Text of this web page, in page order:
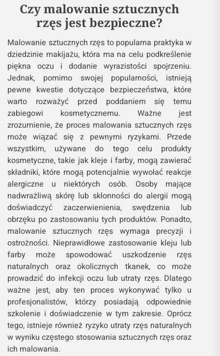
Czy malowanie sztucznych
rzęs jest bezpieczne?
Malowanie sztucznych rzęs to popularna praktyka w
dziedzinie makijażu, która ma na celu podkreślenie
piękna oczu i dodanie wyrazistości spojrzeniu.
Jednak, pomimo swojej popularności, istnieją
pewne kwestie dotyczące bezpieczeństwa, które
warto rozważyć przed poddaniem się temu
zabiegowi kosmetycznemu. Ważne jest
zrozumienie, że proces malowania sztucznych rzęs
może wiązać się z pewnymi ryzykami. Przede
wszystkim, używane do tego celu produkty
kosmetyczne, takie jak kleje i farby, mogą zawierać
składniki, które mogą potencjalnie wywołać reakcje
alergiczne u niektórych osób. Osoby mające
nadwrażliwą skórę lub skłonności do alergii mogą
doświadczyć zaczerwienienia, swędzenia lub
obrzęku po zastosowaniu tych produktów. Ponadto,
malowanie sztucznych rzęs wymaga precyzji i
ostrożności. Nieprawidłowe zastosowanie kleju lub
farby może spowodować uszkodzenie rzęs
naturalnych oraz okolicznych tkanek, co może
prowadzić do infekcji oczu lub utraty rzęs. Dlatego
ważne jest, aby ten proces wykonywać tylko u
profesjonalistów, którzy posiadają odpowiednie
szkolenie i doświadczenie w tym zakresie. Oprócz
tego, istnieje również ryzyko utraty rzęs naturalnych
w wyniku częstego stosowania sztucznych rzęs oraz
ich malowania.